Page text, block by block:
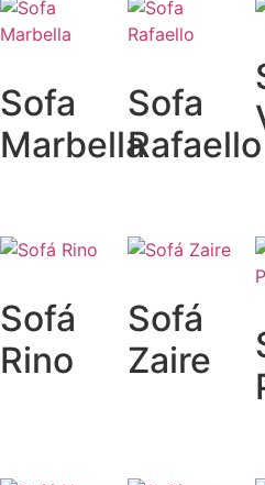
Sofa
Marbella
Sofa
Rafaello
Sofá
Rino
Sofá
Zaire